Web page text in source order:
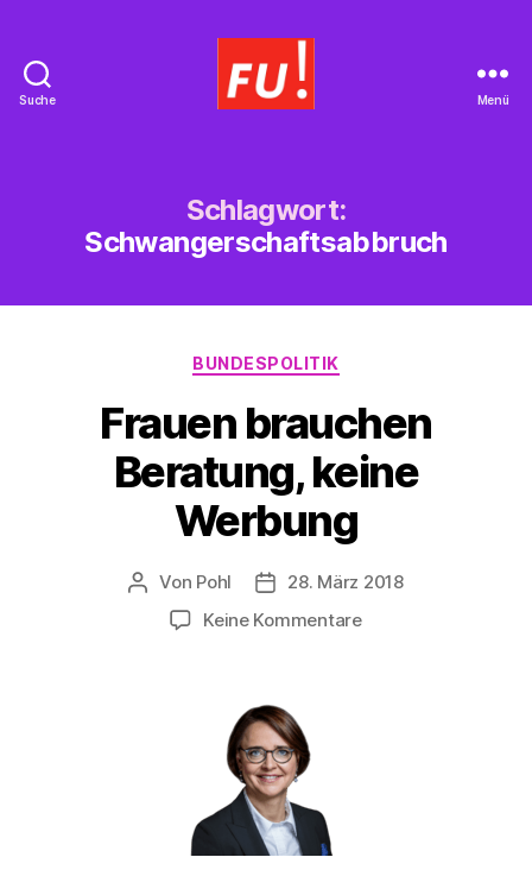
Suche Menü
Schlagwort:
Schwangerschaftsabbruch
Kategorien
BUNDESPOLITIK
Frauen brauchen
Beratung, keine
Werbung
Beitragsautor
Von Pohl Beitragsdatum
28. März 2018
Keine Kommentarezu